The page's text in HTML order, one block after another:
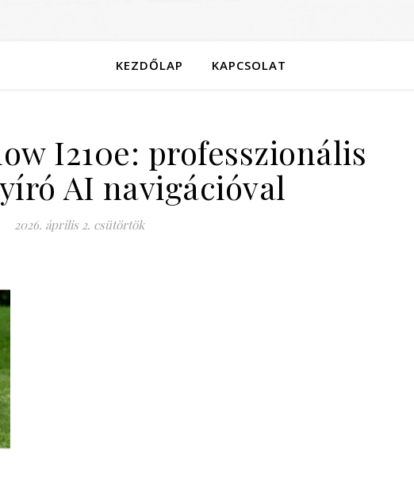
KEZDŐLAP KAPCSOLAT
I210e: professzionális
AI navigációval
2026. április 2. csütörtök